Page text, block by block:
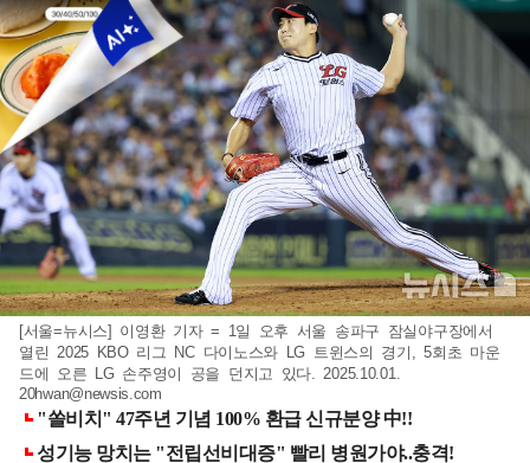
[서울=뉴시스] 이영환 기자 = 1일 오후 서울 송파구 잠실야구장에서
열린 2025 KBO 리그 NC 다이노스와 LG 트윈스의 경기, 5회초 마운
드에 오른 LG 손주영이 공을 던지고 있다. 2025.10.01.
20hwan@newsis.com